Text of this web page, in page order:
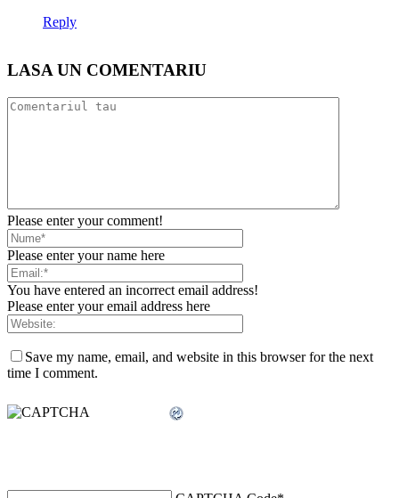
Reply
LASA UN COMENTARIU
Please enter your comment!
Please enter your name here
You have entered an incorrect email address!
Please enter your email address here
Save my name, email, and website in this browser for the next
time I comment.